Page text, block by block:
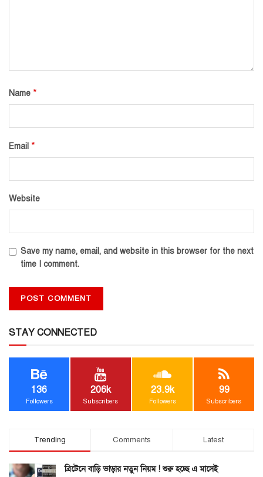
Name *
Email *
Website
Save my name, email, and website in this browser for the next
time I comment.
STAY CONNECTED
136
Followers
206k
Subscribers
23.9k
Followers
99
Subscribers
Trending Comments Latest
ব্রিটেনে বাড়ি ভাড়ার নতুন নিয়ম ! শুরু হচ্ছে এ মাসেই